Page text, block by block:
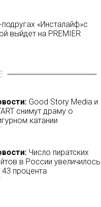
«Инсталайф»с
выйдет на PREMIER
Good Story Media и
снимут драму о
катании
Число пиратских
в России увеличилось
43 процента